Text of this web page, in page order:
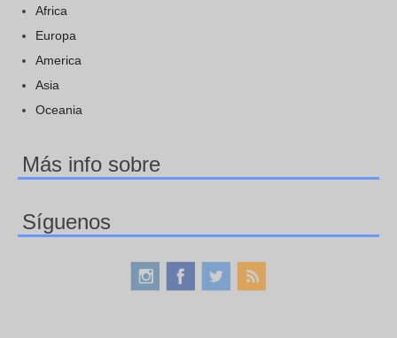
Africa
Europa
America
Asia
Oceania
Más info sobre
Síguenos